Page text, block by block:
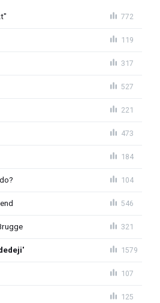
772
119
317
527
221
473
184
104
546
321
1579
107
125